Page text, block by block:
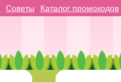
Советы Каталог промокодов